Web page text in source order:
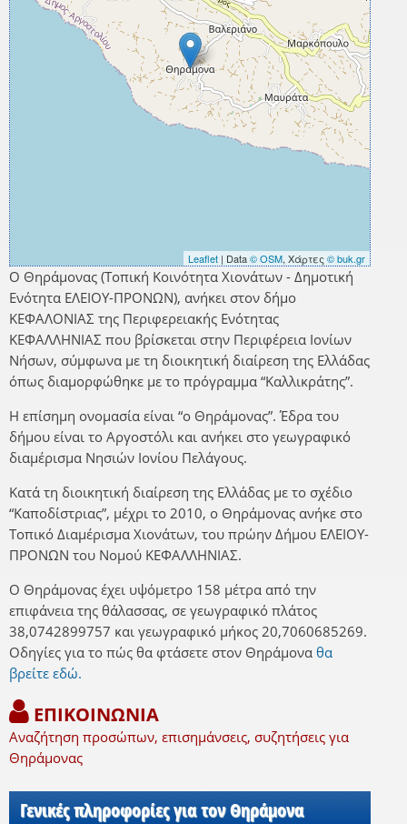
Leaflet | Data© OSM, Χάρτες © buk.gr
Ο Θηράμονας (Τοπική Κοινότητα Χιονάτων - Δημοτική
Ενότητα ΕΛΕΙΟΥ-ΠΡΟΝΩΝ), ανήκει στον δήμο
ΚΕΦΑΛΟΝΙΑΣ της Περιφερειακής Ενότητας
ΚΕΦΑΛΛΗΝΙΑΣ που βρίσκεται στην Περιφέρεια Ιονίων
Νήσων, σύμφωνα με τη διοικητική διαίρεση της Ελλάδας
όπως διαμορφώθηκε με το πρόγραμμα “Καλλικράτης”.
Η επίσημη ονομασία είναι “ο Θηράμονας”. Έδρα του
δήμου είναι το Αργοστόλι και ανήκει στο γεωγραφικό
διαμέρισμα Νησιών Ιονίου Πελάγους.
Κατά τη διοικητική διαίρεση της Ελλάδας με το σχέδιο
“Καποδίστριας”, μέχρι το 2010, ο Θηράμονας ανήκε στο
Τοπικό Διαμέρισμα Χιονάτων, του πρώην Δήμου ΕΛΕΙΟΥ-
ΠΡΟΝΩΝ του Νομού ΚΕΦΑΛΛΗΝΙΑΣ.
Ο Θηράμονας έχει υψόμετρο 158 μέτρα από την
επιφάνεια της θάλασσας, σε γεωγραφικό πλάτος
38,0742899757 και γεωγραφικό μήκος 20,7060685269.
Οδηγίες για το πώς θα φτάσετε στον Θηράμονα θα
βρείτε εδώ.
ΕΠΙΚΟΙΝΩΝΙΑ
Αναζήτηση προσώπων, επισημάνσεις, συζητήσεις για
Θηράμονας
Γενικές πληροφορίες για τον Θηράμονα